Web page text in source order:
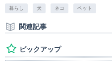
暮らし 犬 ネコ ペット
関連記事
ピックアップ